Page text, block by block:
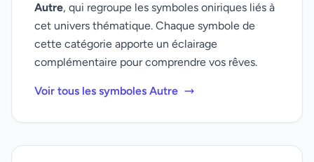
Autre, qui regroupe les symboles oniriques liés à
cet univers thématique. Chaque symbole de
cette catégorie apporte un éclairage
complémentaire pour comprendre vos rêves.
Voir tous les symboles Autre